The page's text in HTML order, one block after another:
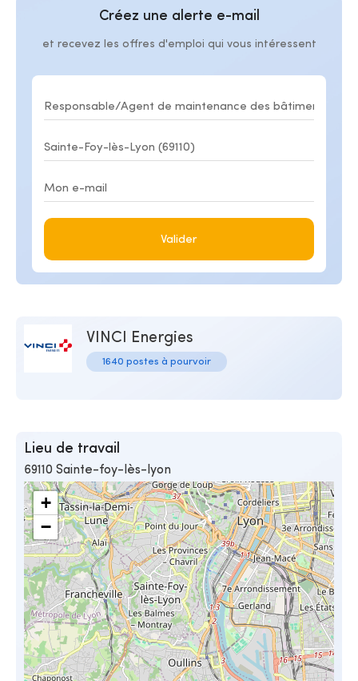
Créez une alerte e-mail
et recevez les offres d'emploi qui vous intéressent
Valider
VINCI Energies
1640 postes à pourvoir
Lieu de travail
69110 Sainte-foy-lès-lyon
+
−